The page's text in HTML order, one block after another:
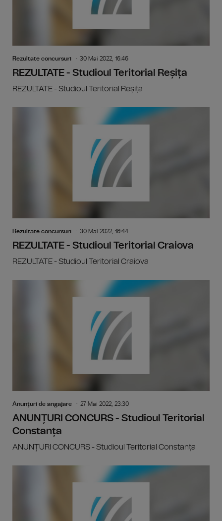
Rezultate concursuri 30 Mai 2022, 16:46
REZULTATE - Studioul Teritorial Reșița
REZULTATE - Studioul Teritorial Reșița
Rezultate concursuri 30 Mai 2022, 16:44
REZULTATE - Studioul Teritorial Craiova
REZULTATE - Studioul Teritorial Craiova
Anunţuri de angajare 27 Mai 2022, 23:30
ANUNȚURI CONCURS - Studioul Teritorial
Constanța
ANUNȚURI CONCURS - Studioul Teritorial Constanța